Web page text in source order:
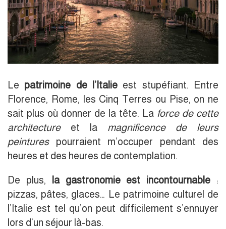
Le patrimoine de l’Italie est stupéfiant. Entre
Florence, Rome, les Cinq Terres ou Pise, on ne
sait plus où donner de la tête. La force de cette
architectureet la magnificence de leurs
peinturespourraient m’occuper pendant des
heures et des heures de contemplation.
De plus, la gastronomie est incontournable :
pizzas, pâtes, glaces… Le patrimoine culturel de
l’Italie est tel qu’on peut difficilement s’ennuyer
lors d’un séjour là-bas.